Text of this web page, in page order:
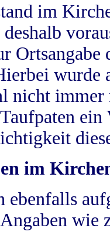
im
wurde
nicht
im
wie